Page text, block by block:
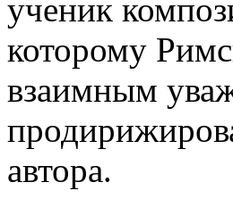
ученик
которому
взаимным
автора.